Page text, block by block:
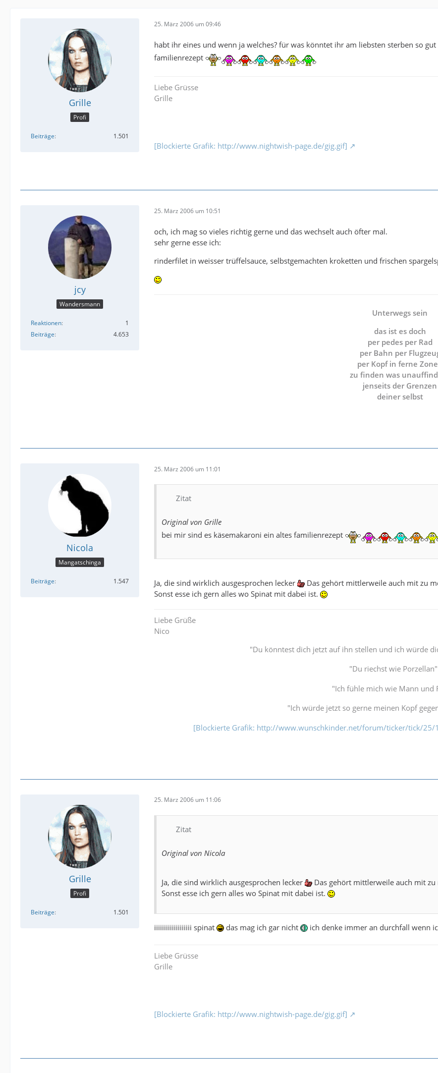
Grille
Profi
Beiträge 1.501
25. März 2006 um 09:46
habt ihr eines und wenn ja welches? für was könntet ihr am liebsten sterben so
familienrezept
Liebe Grüsse
Grille
[Blockierte Grafik: http://www.nightwish-page.de/gig.gif]
jcy
Wandersmann
Reaktionen
1
Beiträge
4.653
25. März 2006 um 10:51
och, ich mag so vieles richtig gerne und das wechselt auch öfter mal.
sehr gerne esse ich:
rinderfilet in weisser trüffelsauce, selbstgemachten kroketten und frischen
Unterwegs sein
das ist es doch
per pedes per Rad
per Bahn per
per Kopf in ferne
zu finden was
jenseits der Grenzen
deiner selbst
Nicola
Mangatschinga
Beiträge 1.547
25. März 2006 um 11:01
Zitat
Original von Grille
bei mir sind es käsemakaroni ein altes familienrezept
Ja, die sind wirklich ausgesprochen lecker
Das gehört mittlerweile auch mit zu
Sonst esse ich gern alles wo Spinat mit dabei ist.
Liebe Grüße
Nico
"Du könntest dich jetzt auf ihn stellen und ich würde
"Du riechst wie Porzellan"
"Ich fühle mich wie Mann und
"Ich würde jetzt so gerne meinen Kopf
[Blockierte Grafik: http://www.wunschkinder.net/forum/ticker/tick/
Grille
Profi
Beiträge 1.501
25. März 2006 um 11:06
Zitat
Original von Nicola
Ja, die sind wirklich ausgesprochen lecker
Das gehört mittlerweile auch mit
Sonst esse ich gern alles wo Spinat mit dabei ist.
iiiiiiiiiiiiiiiiiii spinat das mag ich gar nicht ich denke immer an durchfall wenn
Liebe Grüsse
Grille
[Blockierte Grafik: http://www.nightwish-page.de/gig.gif]